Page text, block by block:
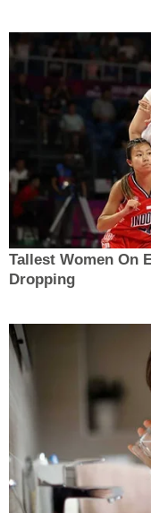
Tallest Women On
Dropping